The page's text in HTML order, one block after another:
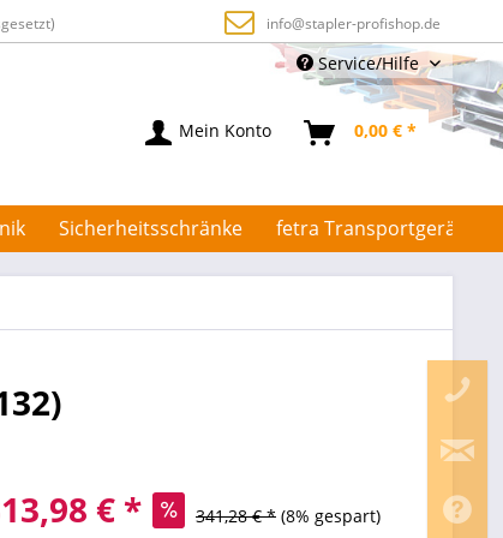
info@stapler-profishop.de
Service/Hilfe
Mein Konto 0,00 € *
Sicherheitsschränke fetra Transportgeräte
€ * 341,28 € * (8% gespart)